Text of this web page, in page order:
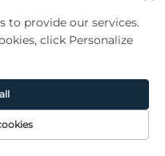
offrir ?
: FOB, CIF, DDP ;
: USD;
De CONTACT
to provide our services.
click Personalize